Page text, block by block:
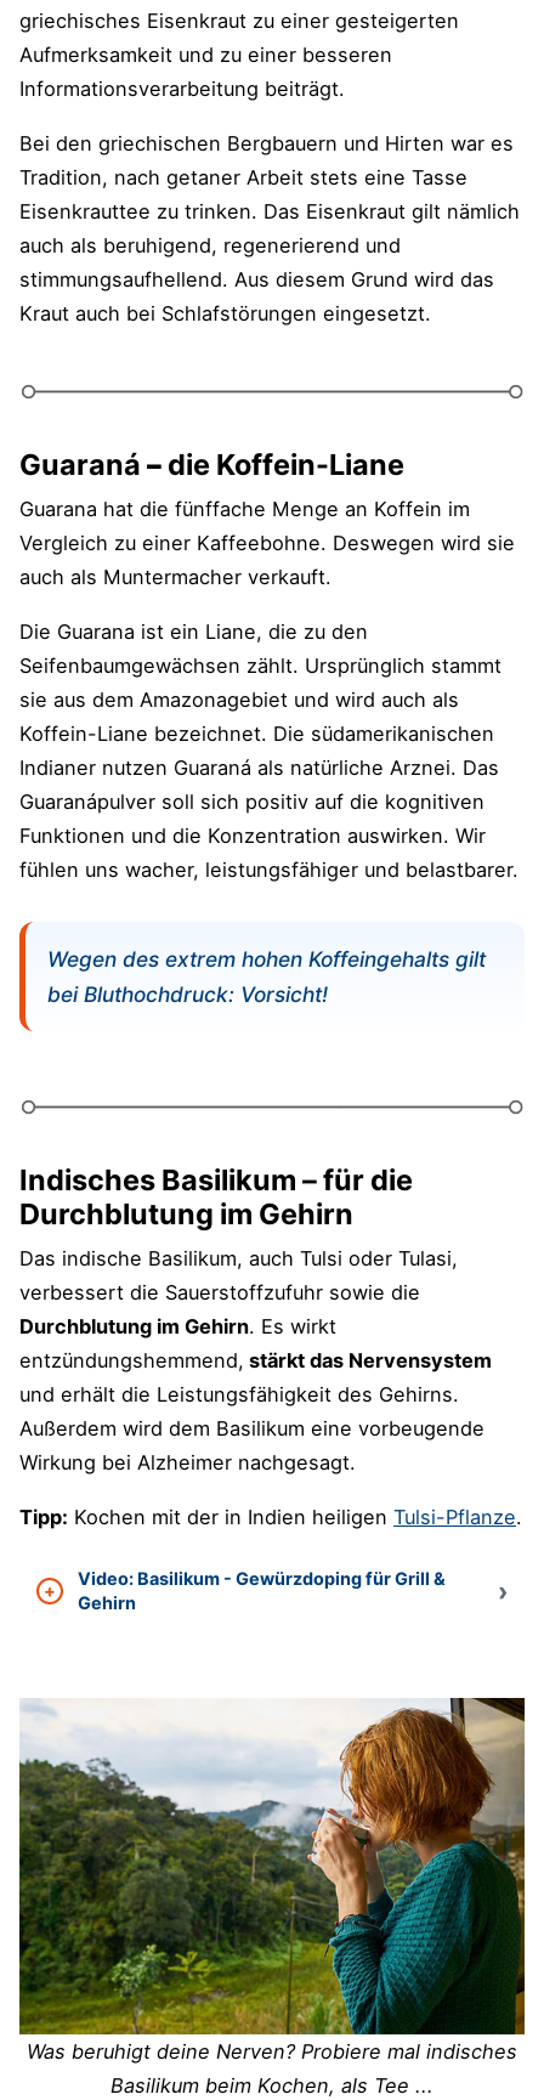
griechisches Eisenkraut zu einer gesteigerten
Aufmerksamkeit und zu einer besseren
Informationsverarbeitung beiträgt.
Bei den griechischen Bergbauern und Hirten war es
Tradition, nach getaner Arbeit stets eine Tasse
Eisenkrauttee zu trinken. Das Eisenkraut gilt nämlich
auch als beruhigend, regenerierend und
stimmungsaufhellend. Aus diesem Grund wird das
Kraut auch bei Schlafstörungen eingesetzt.
Guaraná – die Koffein-Liane
Guarana hat die fünffache Menge an Koffein im
Vergleich zu einer Kaffeebohne. Deswegen wird sie
auch als Muntermacher verkauft.
Die Guarana ist ein Liane, die zu den
Seifenbaumgewächsen zählt. Ursprünglich stammt
sie aus dem Amazonagebiet und wird auch als
Koffein-Liane bezeichnet. Die südamerikanischen
Indianer nutzen Guaraná als natürliche Arznei. Das
Guaranápulver soll sich positiv auf die kognitiven
Funktionen und die Konzentration auswirken. Wir
fühlen uns wacher, leistungsfähiger und belastbarer.
Wegen des extrem hohen Koffeingehalts gilt
bei Bluthochdruck: Vorsicht!
Indisches Basilikum – für die
Durchblutung im Gehirn
Das indische Basilikum, auch Tulsi oder Tulasi,
verbessert die Sauerstoffzufuhr sowie die
Durchblutung im Gehirn. Es wirkt
entzündungshemmend, stärkt das Nervensystem
und erhält die Leistungsfähigkeit des Gehirns.
Außerdem wird dem Basilikum eine vorbeugende
Wirkung bei Alzheimer nachgesagt.
Tipp: Kochen mit der in Indien heiligen Tulsi-Pflanze.
Video: Basilikum - Gewürzdoping für Grill &
Gehirn
Was beruhigt deine Nerven? Probiere mal indisches
Basilikum beim Kochen, als Tee ...